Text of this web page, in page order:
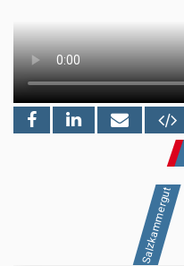
Salzkammergut